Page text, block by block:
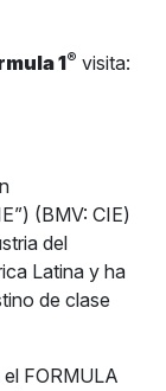
1® visita:
(BMV: CIE)
del
Latina y ha
de clase
FORMULA